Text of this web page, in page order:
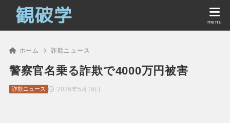
ホーム 詐欺ニュース
警察官名乗る詐欺で4000万円被害
2026年5月19日
詐欺ニュース